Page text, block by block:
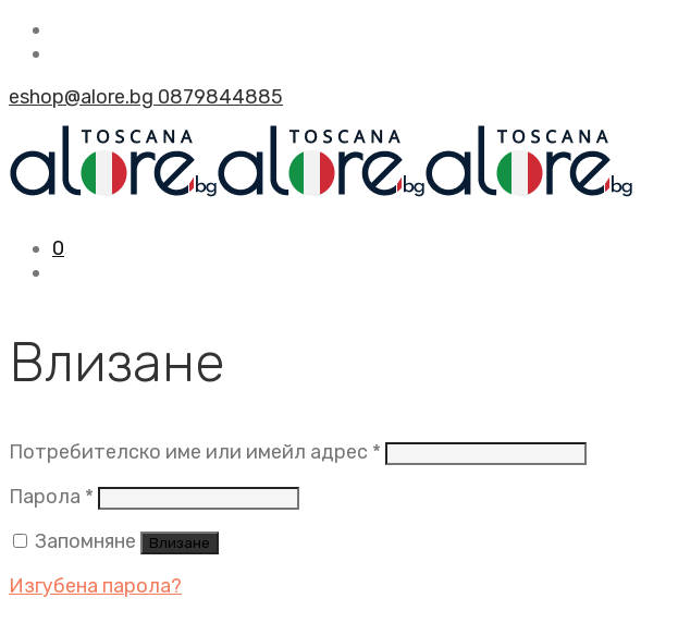
eshop@alore.bg 0879844885
0
Влизане
Потребителско име или имейл адрес * Задължително
Парола * Задължително
Запомняне
Влизане
Изгубена парола?